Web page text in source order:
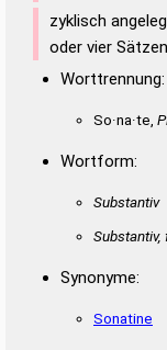
zyklisch
oder vier
Worttrennung:
So·na·te,
Wortform:
Substantiv
Substantiv,
Synonyme:
Sonatine